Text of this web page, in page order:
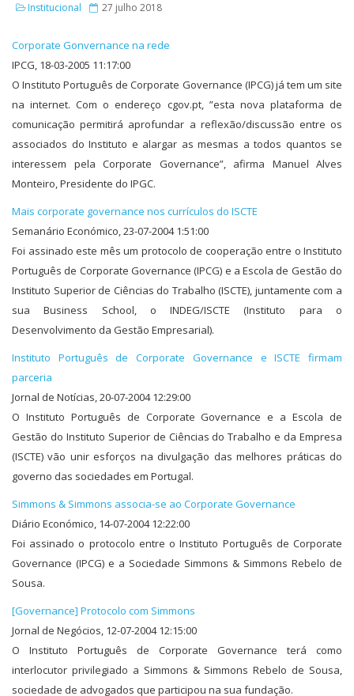
Institucional 27 julho 2018
Corporate Gonvernance na rede
IPCG, 18-03-2005 11:17:00
O Instituto Português de Corporate Governance (IPCG) já tem um site
na internet. Com o endereço cgov.pt, ”esta nova plataforma de
comunicação permitirá aprofundar a reflexão/discussão entre os
associados do Instituto e alargar as mesmas a todos quantos se
interessem pela Corporate Governance”, afirma Manuel Alves
Monteiro, Presidente do IPGC.
Mais corporate governance nos currículos do ISCTE
Semanário Económico, 23-07-2004 1:51:00
Foi assinado este mês um protocolo de cooperação entre o Instituto
Português de Corporate Governance (IPCG) e a Escola de Gestão do
Instituto Superior de Ciências do Trabalho (ISCTE), juntamente com a
sua Business School, o INDEG/ISCTE (Instituto para o
Desenvolvimento da Gestão Empresarial).
Instituto Português de Corporate Governance e ISCTE firmam
parceria
Jornal de Notícias, 20-07-2004 12:29:00
O Instituto Português de Corporate Governance e a Escola de
Gestão do Instituto Superior de Ciências do Trabalho e da Empresa
(ISCTE) vão unir esforços na divulgação das melhores práticas do
governo das sociedades em Portugal.
Simmons & Simmons associa-se ao Corporate Governance
Diário Económico, 14-07-2004 12:22:00
Foi assinado o protocolo entre o Instituto Português de Corporate
Governance (IPCG) e a Sociedade Simmons & Simmons Rebelo de
Sousa.
[Governance] Protocolo com Simmons
Jornal de Negócios, 12-07-2004 12:15:00
O Instituto Português de Corporate Governance terá como
interlocutor privilegiado a Simmons & Simmons Rebelo de Sousa,
sociedade de advogados que participou na sua fundação.